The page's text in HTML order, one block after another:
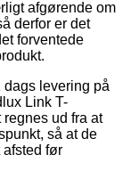
afgørende om
derfor er det
forventede
dags levering på
Link T-
ud fra at
så at de
før